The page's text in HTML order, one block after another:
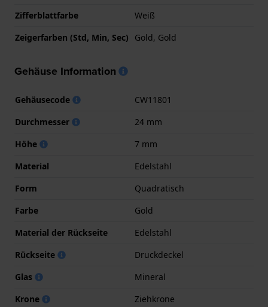
Zifferblattfarbe
Weiß
Zeigerfarben (Std, Min, Sec)
Gold, Gold
Gehäuse Information
Gehäusecode
CW11801
Durchmesser
24 mm
Höhe
7 mm
Material
Edelstahl
Form
Quadratisch
Farbe
Gold
Material der Rückseite
Edelstahl
Rückseite
Druckdeckel
Glas
Mineral
Krone
Ziehkrone